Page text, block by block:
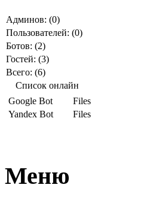
Админов: (0)
Пользователей: (0)
Ботов: (2)
Гостей: (3)
Всего: (6)
Список онлайн
Google Bot
Files
Yandex Bot
Files
Меню